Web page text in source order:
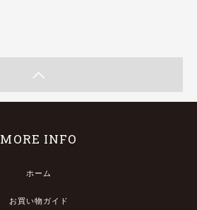
MORE INFO
ホーム
お買い物ガイド